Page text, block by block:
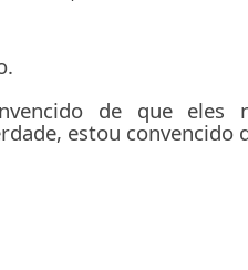
de que eles
estou convencido